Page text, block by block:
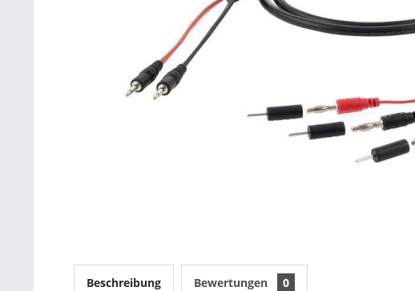
Beschreibung Bewertungen 0